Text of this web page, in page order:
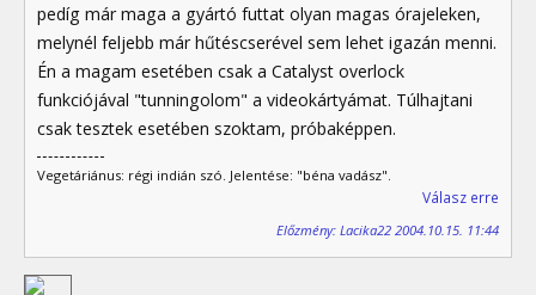
pedíg már maga a gyártó futtat olyan magas órajeleken,
melynél feljebb már hűtéscserével sem lehet igazán menni.
Én a magam esetében csak a Catalyst overlock
funkciójával "tunningolom" a videokártyámat. Túlhajtani
csak tesztek esetében szoktam, próbaképpen.
Vegetáriánus: régi indián szó. Jelentése: "béna vadász".
Válasz erre
Előzmény: Lacika22 2004.10.15. 11:44